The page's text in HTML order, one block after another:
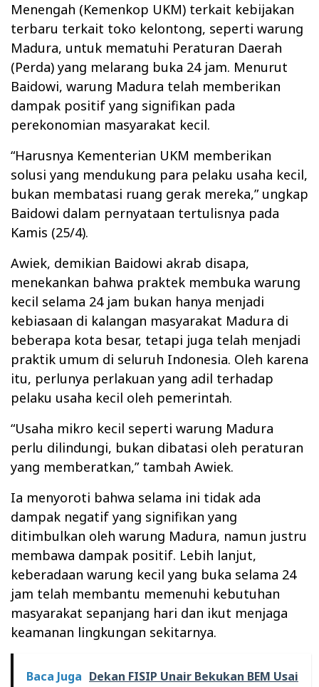
Menengah (Kemenkop UKM) terkait kebijakan
terbaru terkait toko kelontong, seperti warung
Madura, untuk mematuhi Peraturan Daerah
(Perda) yang melarang buka 24 jam. Menurut
Baidowi, warung Madura telah memberikan
dampak positif yang signifikan pada
perekonomian masyarakat kecil.
“Harusnya Kementerian UKM memberikan
solusi yang mendukung para pelaku usaha kecil,
bukan membatasi ruang gerak mereka,” ungkap
Baidowi dalam pernyataan tertulisnya pada
Kamis (25/4).
Awiek, demikian Baidowi akrab disapa,
menekankan bahwa praktek membuka warung
kecil selama 24 jam bukan hanya menjadi
kebiasaan di kalangan masyarakat Madura di
beberapa kota besar, tetapi juga telah menjadi
praktik umum di seluruh Indonesia. Oleh karena
itu, perlunya perlakuan yang adil terhadap
pelaku usaha kecil oleh pemerintah.
“Usaha mikro kecil seperti warung Madura
perlu dilindungi, bukan dibatasi oleh peraturan
yang memberatkan,” tambah Awiek.
Ia menyoroti bahwa selama ini tidak ada
dampak negatif yang signifikan yang
ditimbulkan oleh warung Madura, namun justru
membawa dampak positif. Lebih lanjut,
keberadaan warung kecil yang buka selama 24
jam telah membantu memenuhi kebutuhan
masyarakat sepanjang hari dan ikut menjaga
keamanan lingkungan sekitarnya.
Baca Juga Dekan FISIP Unair Bekukan BEM Usai